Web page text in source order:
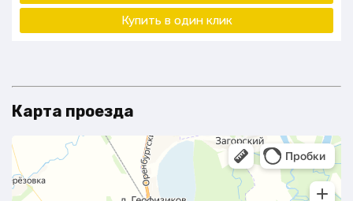
Купить в один клик
Карта проезда